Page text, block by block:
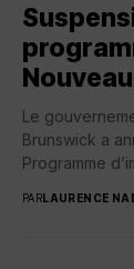
Le
Brunswick a
Programme
PARLAURENCE